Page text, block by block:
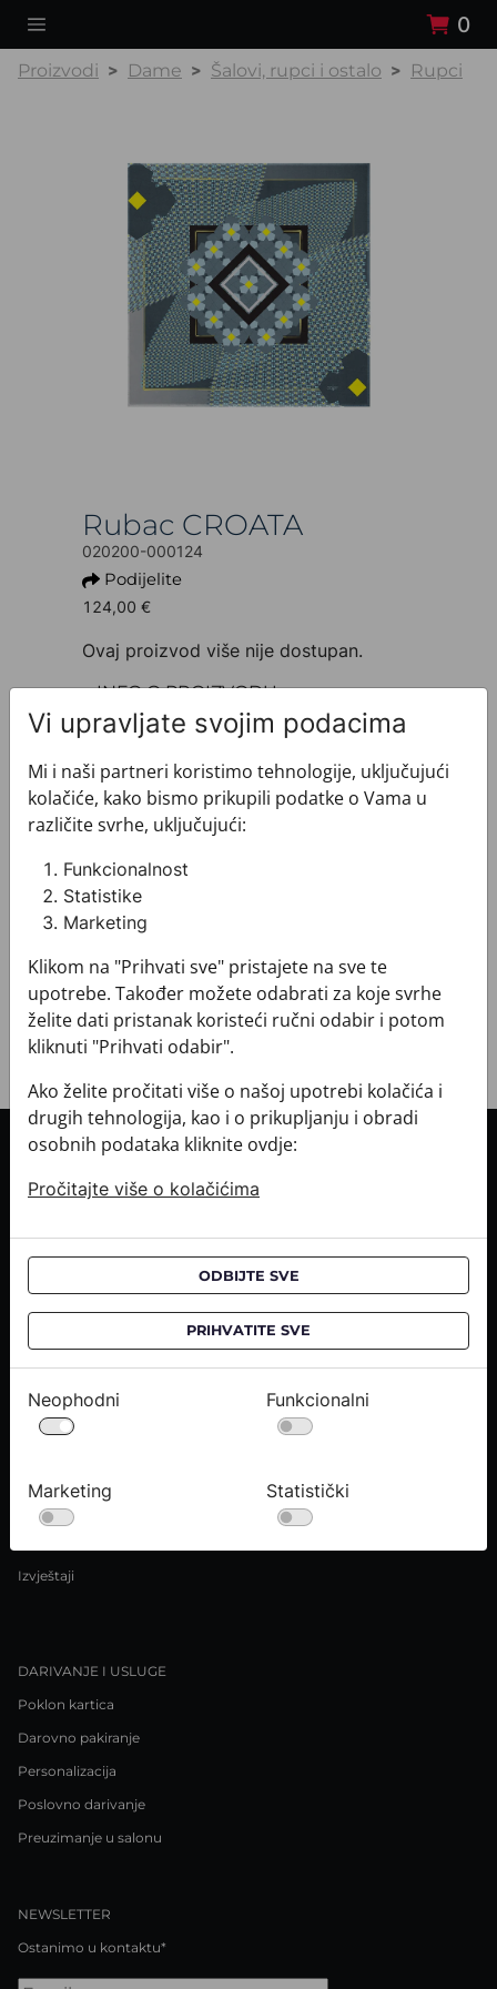
0
Proizvodi Dame Šalovi, rupci i ostalo Rupci
Rubac CROATA
020200-000124
Podijelite
124,00 €
Ovaj proizvod više nije dostupan.
+ INFO O PROIZVODU
Dezen: Klasični
Motiv: Razno
Boja: Siva
Proizvod: Rubac
Veličina: 90 x 90 cm
Brand: CROATA
Sirovinski sastav : Svila 100%
+ MATERIJAL I ODRŽAVANJE
+ DOSTAVA
+ POVRATI I ZAMJENE
INFORMACIJE O KUPNJI
Informacije o dostavi
CROATA saloni
O NAMA
Kontaktirajte nas
Karijere
Uvjeti kupnje
Izvještaji
DARIVANJE I USLUGE
Poklon kartica
Darovno pakiranje
Personalizacija
Poslovno darivanje
Preuzimanje u salonu
NEWSLETTER
Ostanimo u kontaktu*
Vi upravljate svojim podacima
Mi i naši partneri koristimo tehnologije, uključujući
kolačiće, kako bismo prikupili podatke o Vama u
različite svrhe, uključujući:
Funkcionalnost
Statistike
Marketing
Klikom na "Prihvati sve" pristajete na sve te
upotrebe. Također možete odabrati za koje svrhe
želite dati pristanak koristeći ručni odabir i potom
kliknuti "Prihvati odabir".
Ako želite pročitati više o našoj upotrebi kolačića i
drugih tehnologija, kao i o prikupljanju i obradi
osobnih podataka kliknite ovdje:
Pročitajte više o kolačićima
ODBIJTE SVE
PRIHVATITE SVE
Neophodni Funkcionalni
Marketing Statistički